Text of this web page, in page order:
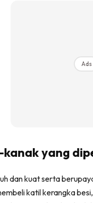
Buat
Lahar
Sembang
Sembang
Ads
yang
dan kuat serta
katil kerangka